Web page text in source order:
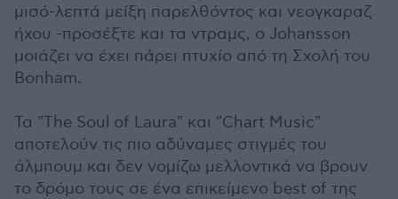
μισό-λεπτά μείξη παρελθόντος και νεογκαραζ
ήχου -προσέξτε και τα ντραμς, ο Johansson
μοιάζει να έχει πάρει πτυχίο από τη Σχολή του
Bonham.
Τα "The Soul of Laura" και "Chart Music"
αποτελούν τις πιο αδύναμες στιγμές του
άλμπουμ και δεν νομίζω μελλοντικά να βρουν
το δρόμο τους σε ένα επικείμενο best of της